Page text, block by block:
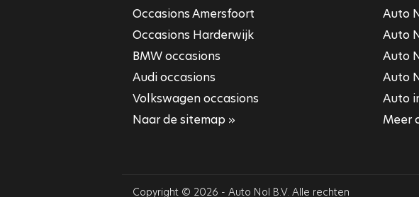
Occasions Amersfoort
Occasions Harderwijk
BMW occasions
Audi occasions
Volkswagen occasions
Naar de sitemap »
Auto
Auto
Auto
Auto
Auto
Meer
Copyright © 2026 - Auto Nol B.V. Alle rechten